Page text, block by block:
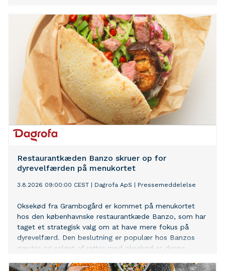
Restaurantkæden Banzo skruer op for
dyrevelfærden på menukortet
3.8.2026 09:00:00 CEST Dagrofa ApS Pressemeddelelse
Oksekød fra Grambogård er kommet på menukortet
hos den københavnske restaurantkæde Banzo, som har
taget et strategisk valg om at have mere fokus på
dyrevelfærd. Den beslutning er populær hos Banzos
gæster og salget af retter med oksekød er denne